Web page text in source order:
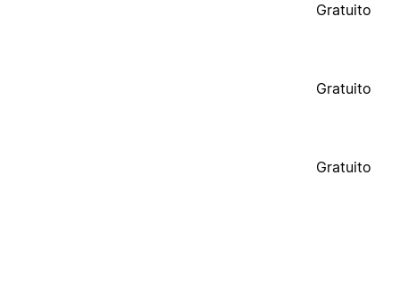
Gratuito
Gratuito
Gratuito